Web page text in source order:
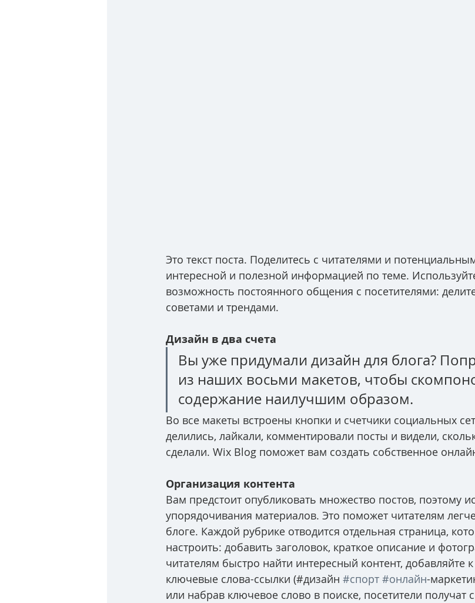
Это текст поста. Поделитесь с читателями и
интересной и полезной информацией по теме.
возможность постоянного общения с посетителями:
советами и трендами.
Дизайн в два счета
Вы уже придумали дизайн для блога?
из наших восьми макетов, чтобы
содержание наилучшим образом.
Во все макеты встроены кнопки и счетчики социальных
делились, лайкали, комментировали посты и видели,
сделали. Wix Blog поможет вам создать собственное
Организация контента
Вам предстоит опубликовать множество постов, поэтому
упорядочивания материалов. Это поможет читателям
блоге. Каждой рубрике отводится отдельная страница,
настроить: добавить заголовок, краткое описание и
читателям быстро найти интересный контент, добавляйте
ключевые слова-ссылки (#дизайн #спорт #онлайн-
или набрав ключевое слово в поиске, посетители получат